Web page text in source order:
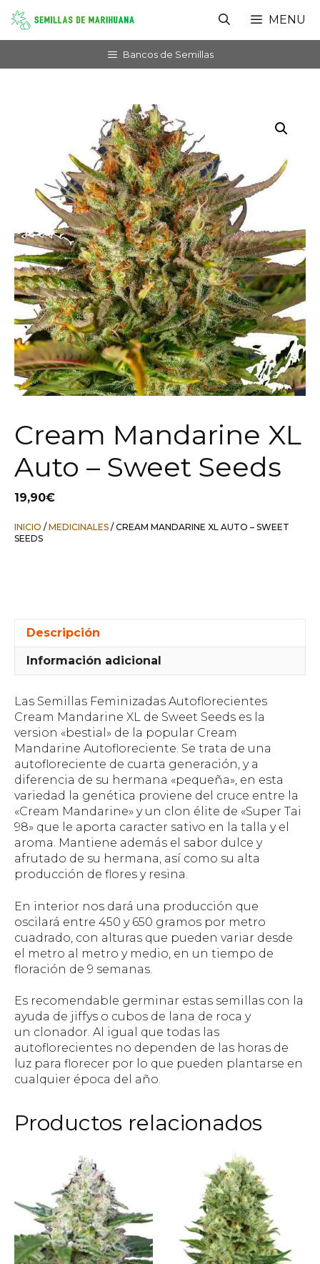
Saltar
contenido
MENU
Bancos de Semillas
Cream Mandarine XL
Auto – Sweet Seeds
19,90€
INICIO / MEDICINALES / CREAM MANDARINE XL AUTO – SWEET
SEEDS
Descripción
Información adicional
Las Semillas Feminizadas Autoflorecientes
Cream Mandarine XL de Sweet Seeds es la
version «bestial» de la popular Cream
Mandarine Autofloreciente. Se trata de una
autofloreciente de cuarta generación, y a
diferencia de su hermana «pequeña», en esta
variedad la genética proviene del cruce entre la
«Cream Mandarine» y un clon élite de «Super Tai
98» que le aporta caracter sativo en la talla y el
aroma. Mantiene además el sabor dulce y
afrutado de su hermana, así como su alta
producción de flores y resina.
En interior nos dará una producción que
oscilará entre 450 y 650 gramos por metro
cuadrado, con alturas que pueden variar desde
el metro al metro y medio, en un tiempo de
floración de 9 semanas.
Es recomendable germinar estas semillas con la
ayuda de jiffys o cubos de lana de roca y
un clonador. Al igual que todas las
autoflorecientes no dependen de las horas de
luz para florecer por lo que pueden plantarse en
cualquier época del año.
Productos relacionados